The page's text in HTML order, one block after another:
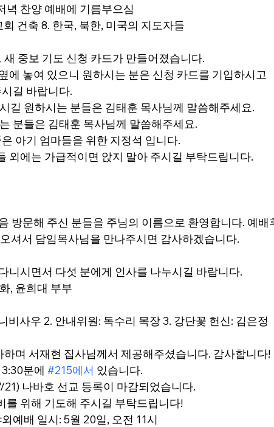
녁 찬양 예배에 기름부으심
건축 8. 한국, 북한, 미국의 지도자들
새 중보 기도 신청 카드가 만들어졌습니다.
에 놓여 있으니 원하시는 분은 신청 카드를 기입하시고
길 바랍니다.
길 원하시는 분들은 김태훈 목사님께 말씀해주세요.
분들은 김태훈 목사님께 말씀해주세요.
아기 엄마들을 위한 지정석 입니다.
외에는 가급적이면 앉지 말아 주시길 부탁드립니다.
방문해 주신 분들을 주님의 이름으로 환영합니다. 예배
셔서 담임목사님을 만나주시면 감사하겠습니다.
니시면서 다섯 분에게 인사를 나누시길 바랍니다.
, 윤희대 부부
비사우 2. 안내위원: 독수리 목장 3. 강단꽃 헌신: 김은정
며 서재현 집사님께서 제공해주셨습니다. 감사합니다!
분에 #215에서 있습니다.
21) 나바호 선교 등록이 마감되었습니다.
를 위해 기도해 주시길 부탁드립니다!
예배 일시: 5월 20일, 오전 11시